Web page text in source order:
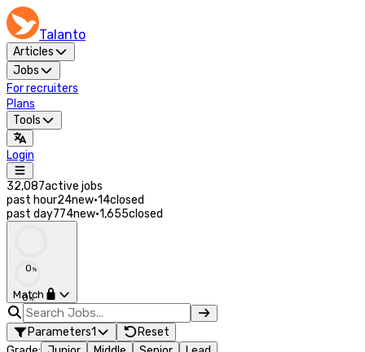
Talanto
Articles
Jobs
For recruiters
Plans
Tools
Login
32,087active jobs
past hour24new·14closed
past day774new·1,655closed
0 %
0%
Match
Parameters1
Reset